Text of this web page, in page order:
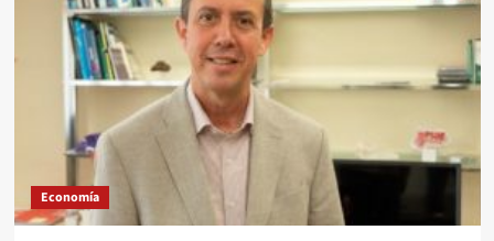
nuevas
oportunidades
de
inclusión
laboral
con
Eracis+
Economía